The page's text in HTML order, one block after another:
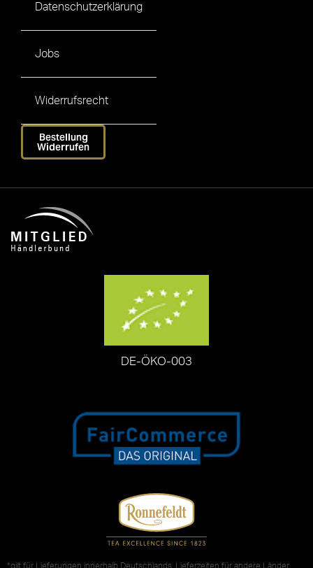
Datenschutzerklärung
Jobs
Widerrufsrecht
Bestellung
Widerrufen
DE-ÖKO-003
*gilt für Lieferungen innerhalb Deutschlands, Lieferzeiten für andere Länder